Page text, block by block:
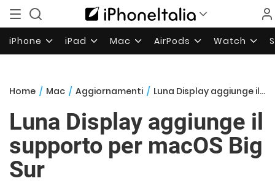
iPhone iPad Mac AirPods Watch
Home / Mac / Aggiornamenti / Luna Display aggiunge il supporto per macOS Big Sur
Luna Display aggiunge il
supporto per macOS Big
Sur